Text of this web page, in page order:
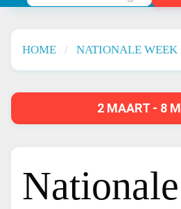
HOME NATIONALE WEEK
2 MAART - 8